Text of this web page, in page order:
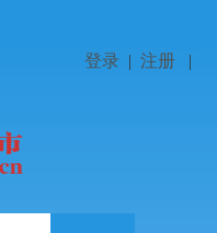
登录 | 注册 |